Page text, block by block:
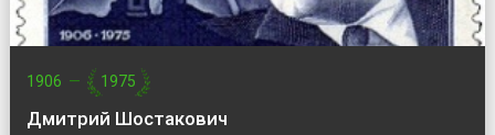
1906 — 1975
Дмитрий Шостакович